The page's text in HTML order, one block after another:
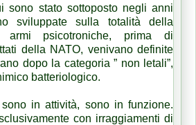
sono stato sottoposto negli anni
sviluppate sulla totalità della
armi psicotroniche, prima di
della NATO, venivano definite
dopo la categoria ” non letali”,
batteriologico.
in attività, sono in funzione.
con irraggiamenti di